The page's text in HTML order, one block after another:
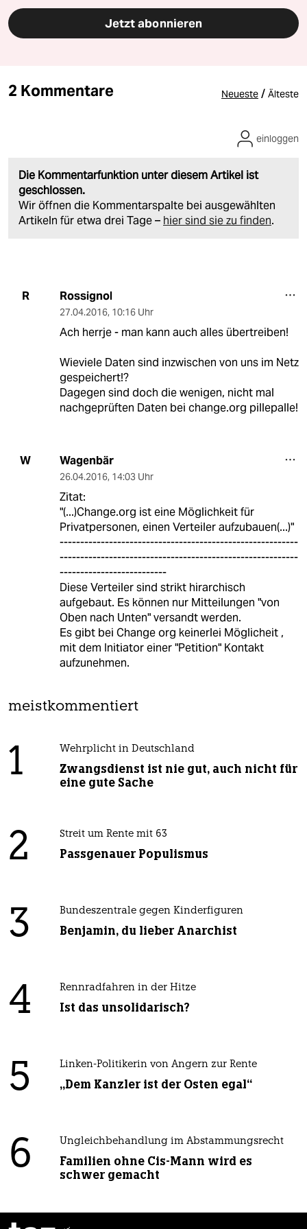
Jetzt abonnieren
2 Kommentare Neueste / Älteste
Die Kommentarfunktion unter diesem Artikel ist
geschlossen.
Wir öffnen die Kommentarspalte bei ausgewählten
Artikeln für etwa drei Tage – hier sind sie zu finden.
einloggen
R Rossignol
27.04.2016, 10:16 Uhr
Ach herrje - man kann auch alles übertreiben!
Wieviele Daten sind inzwischen von uns im Netz
gespeichert!?
Dagegen sind doch die wenigen, nicht mal
nachgeprüften Daten bei change.org pillepalle!
W Wagenbär
26.04.2016, 14:03 Uhr
Zitat:
"(...)Change.org ist eine Möglichkeit für
Privatpersonen, einen Verteiler aufzubauen(...)"
----------------------------------------------------------
----------------------------------------------------------
--------------------------
Diese Verteiler sind strikt hirarchisch
aufgebaut. Es können nur Mitteilungen "von
Oben nach Unten" versandt werden.
Es gibt bei Change org keinerlei Möglicheit ,
mit dem Initiator einer "Petition" Kontakt
aufzunehmen.
meistkommentiert
1 Wehrplicht in Deutschland
Zwangsdienst ist nie gut, auch nicht für
eine gute Sache
2 Streit um Rente mit 63
Passgenauer Populismus
3 Bundeszentrale gegen Kinderfiguren
Benjamin, du lieber Anarchist
4 Rennradfahren in der Hitze
Ist das unsolidarisch?
5 Linken-Politikerin von Angern zur Rente
„Dem Kanzler ist der Osten egal“
6 Ungleichbehandlung im Abstammungsrecht
Familien ohne Cis-Mann wird es
schwer gemacht